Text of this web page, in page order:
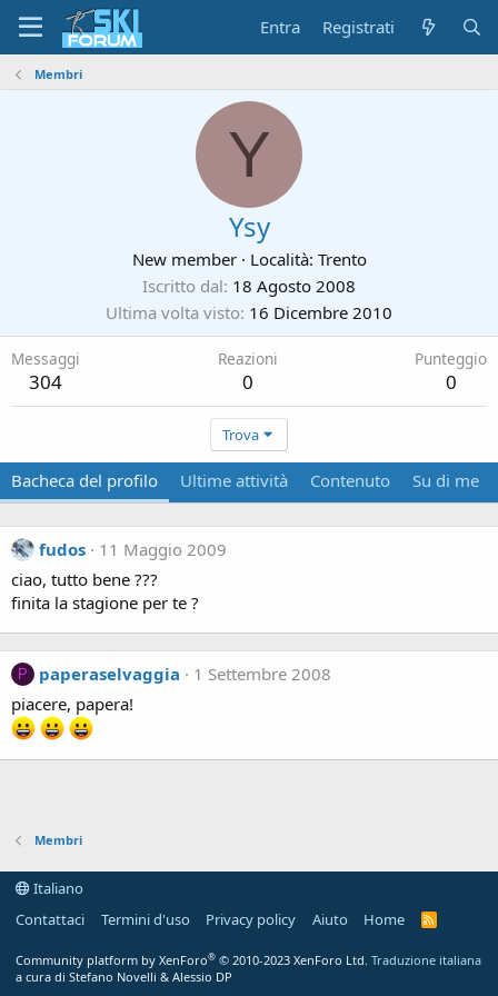
Entra Registrati
Membri
Y
Ysy
New member · Località: Trento
Iscritto dal 18 Agosto 2008
Ultima volta visto 16 Dicembre 2010
Messaggi
304
Reazioni
0
Punteggio
0
Trova
Bacheca del profilo Ultime attività Contenuto Su di me
fudos
11 Maggio 2009
ciao, tutto bene ???
finita la stagione per te ?
P paperaselvaggia
1 Settembre 2008
piacere, papera!
Membri
Italiano
Contattaci
Termini d'uso Privacy policy Aiuto Home
R
Community platform by XenForo® © 2010-2023 XenForo Ltd. Traduzione italiana
a cura di Stefano Novelli & Alessio DP